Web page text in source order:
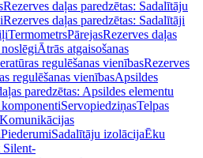
Rezerves daļas paredzētas: Sadalītāju
Rezerves daļas paredzētas: Sadalītāji
TermometrsPārejasRezerves daļas
Ātrās atgaisošanas
regulēšanas vienībasRezerves
regulēšanas vienībasApsildes
paredzētas: Apsildes elementu
ServopiedziņasTelpas
Komunikācijas
PiederumiSadalītāju izolācijaĒku
Silent-